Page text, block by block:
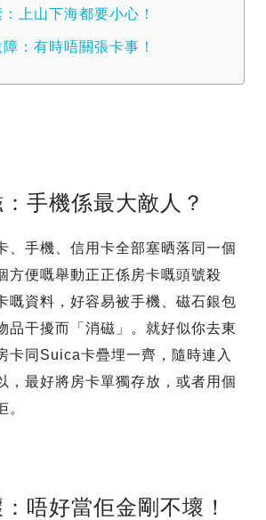
上山下海都要小心！
：有時唔關張卡事！
手機係最大敵人？
、手機、信用卡全部塞晒落同一個
方便嘅舉動正正係房卡嘅頭號殺
嘅資料，好容易被手機、磁石銀包
品干擾而「消磁」。就好似你去東
卡同Suica卡疊埋一齊，隨時連入
，最好將房卡單獨存放，或者用個
。
唔好當佢金剛不壞！